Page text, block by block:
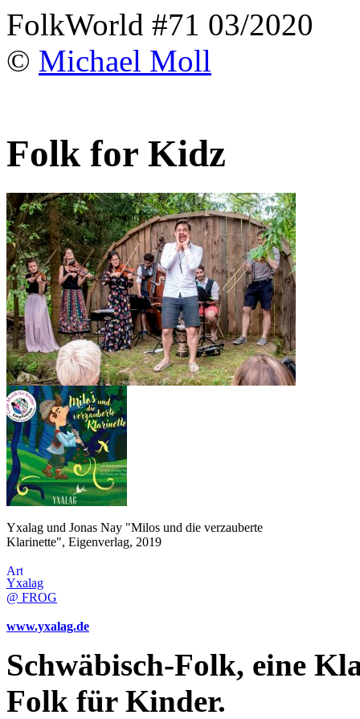
FolkWorld #71 03/2020
© Michael Moll
Folk for Kidz
Yxalag und Jonas Nay "Milos und die verzauberte
Klarinette", Eigenverlag, 2019
Yxalag
@ FROG
www.yxalag.de
Schwäbisch-Folk, eine
Folk für Kinder.